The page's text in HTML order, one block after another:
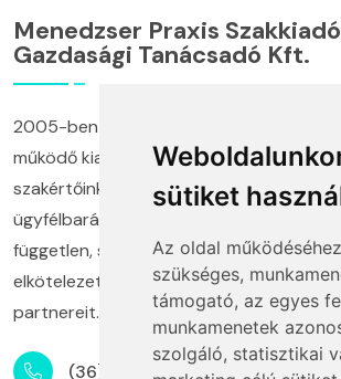
sütiket
Az oldal
szükséges,
támogató, az egyes
munkamenetek
szolgáló, statisztikai
Menedzser Praxis
Gazdasági Tanácsadó Kft.
2005-ben alapított cégünk és annak
működő kiadónk, képzési központunk,
szakértőinkből álló tanácsadó
ügyfélbarát termékekkel és
független, szakmai
elkötelezetten segíti ügyfeleit és
partnereit.
(36) 1 880 76 00